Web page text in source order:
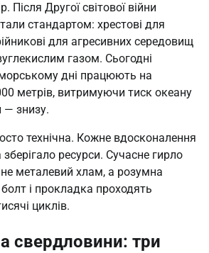
Після Другої світової війни
стандартом: хрестові для
для агресивних середовищ
газом. Сьогодні
морському дні працюють на
метрів, витримуючи тиск океану
— знизу.
технічна. Кожне вдосконалення
ресурси. Сучасне гирло
металевий хлам, а розумна
і прокладка проходять
циклів.
свердловини: три